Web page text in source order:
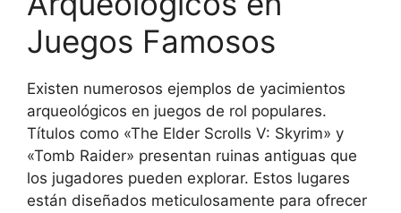
Juegos Famosos
Existen numerosos ejemplos de yacimientos
arqueológicos en juegos de rol populares.
Títulos como «The Elder Scrolls V: Skyrim» y
«Tomb Raider» presentan ruinas antiguas que
los jugadores pueden explorar. Estos lugares
están diseñados meticulosamente para ofrecer